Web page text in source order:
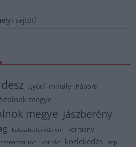
sajtót!
györfi mihály háború
megye
megye Jászberény
katasztrófavédelem kormány
kórház közlekedés lmp